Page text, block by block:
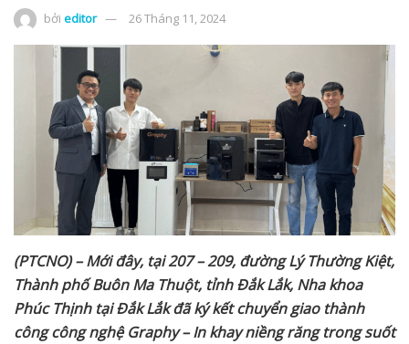
bởi editor 26 Tháng 11, 2024
(PTCNO) – Mớiđây, tại207 – 209, đường Lý Thường Kiệt,
Thành phố Buôn Ma Thuột, tỉnh Đắk Lắk, Nha khoa
Phúc Thịnh tại Đắk Lắk đã ký kết chuyển giao thành
công công nghệ Graphy – In khay niềng răng trong suốt